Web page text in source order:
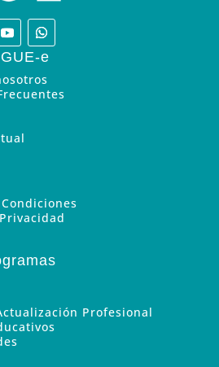
e
Profesional